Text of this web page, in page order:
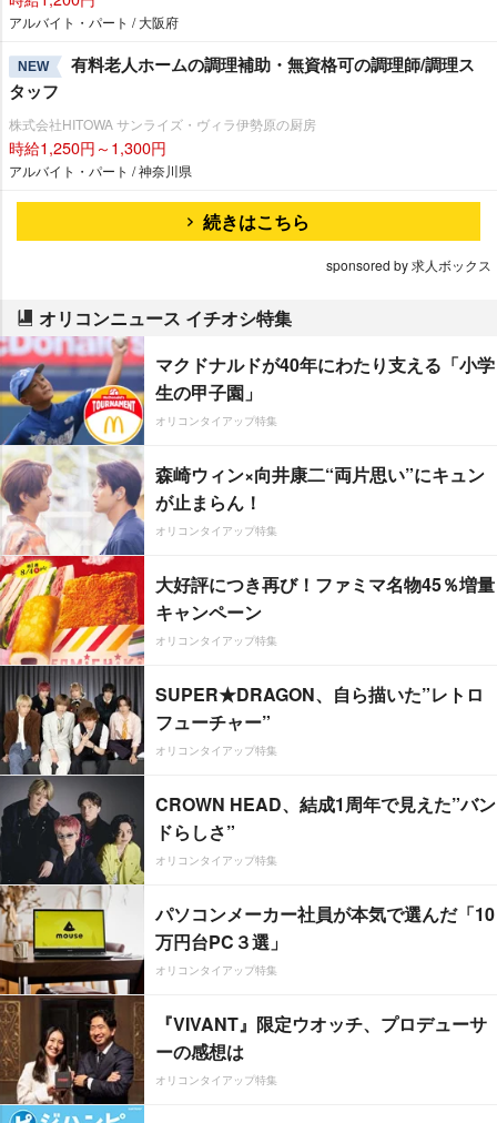
アルバイト・パート / 大阪府
NEW
有料老人ホームの調理補助・無資格可の調理師/調理ス
タッフ
株式会社HITOWA サンライズ・ヴィラ伊勢原の厨房
時給1,250円～1,300円
アルバイト・パート / 神奈川県
続きはこちら
sponsored by 求人ボックス
オリコンニュース イチオシ特集
マクドナルドが40年にわたり支える「小学
生の甲子園」
オリコンタイアップ特集
森崎ウィン×向井康二“両片思い”にキュン
が止まらん！
オリコンタイアップ特集
大好評につき再び！ファミマ名物45％増量
キャンペーン
オリコンタイアップ特集
SUPER★DRAGON、自ら描いた”レトロ
フューチャー”
オリコンタイアップ特集
CROWN HEAD、結成1周年で見えた”バン
ドらしさ”
オリコンタイアップ特集
パソコンメーカー社員が本気で選んだ「10
万円台PC３選」
オリコンタイアップ特集
『VIVANT』限定ウオッチ、プロデューサ
ーの感想は
オリコンタイアップ特集